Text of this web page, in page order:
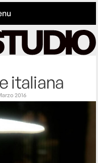
italiana
2016